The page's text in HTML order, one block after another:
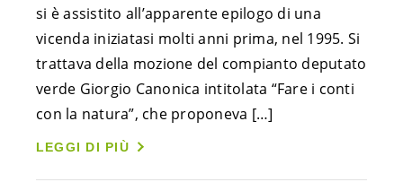
si è assistito all’apparente epilogo di una
vicenda iniziatasi molti anni prima, nel 1995. Si
trattava della mozione del compianto deputato
verde Giorgio Canonica intitolata “Fare i conti
con la natura”, che proponeva […]
LEGGI DI PIÙ